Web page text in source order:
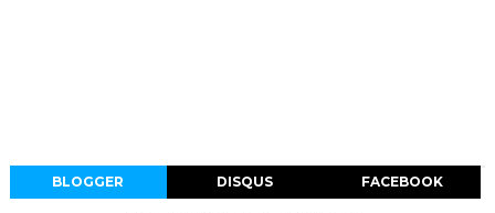
BLOGGER DISQUS FACEBOOK